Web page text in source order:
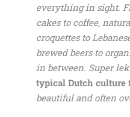
everything in sight.
cakes to coffee,
croquettes to
brewed beers to
in between. Super
typical Dutch culture
beautiful and often